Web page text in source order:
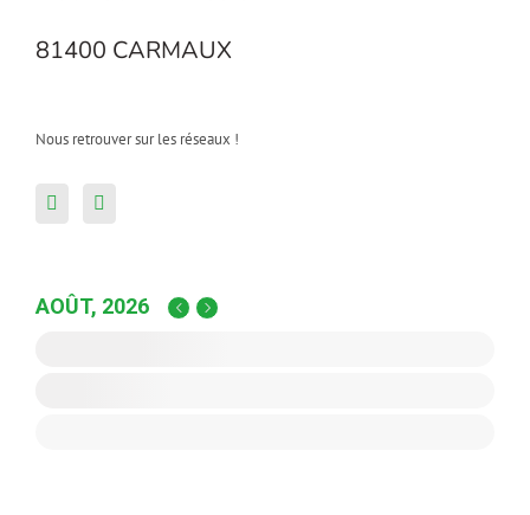
81400 CARMAUX
Nous retrouver sur les réseaux !
AOÛT, 2026